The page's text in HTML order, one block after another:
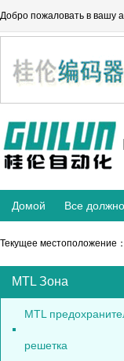
Добро пожаловать в вашу
Домой Все
Текущее местоположение：
MTL Зона
MTL
решетка